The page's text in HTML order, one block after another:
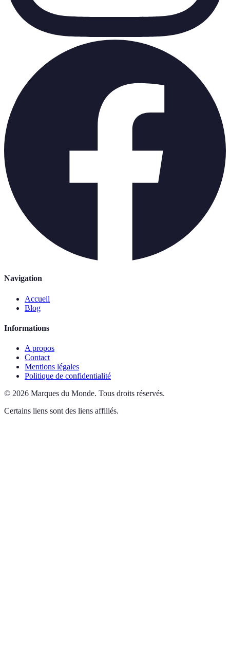
Navigation
Accueil
Blog
Informations
A propos
Contact
Mentions légales
Politique de confidentialité
© 2026 Marques du Monde. Tous droits réservés.
Certains liens sont des liens affiliés.